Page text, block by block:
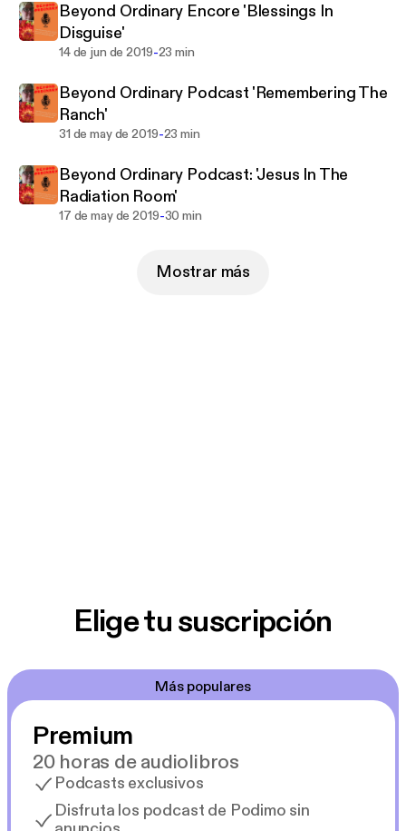
Beyond Ordinary Encore 'Blessings In
Disguise'
14 de jun de 2019-23 min
Beyond Ordinary Podcast 'Remembering The
Ranch'
31 de may de 2019-23 min
Beyond Ordinary Podcast: 'Jesus In The
Radiation Room'
17 de may de 2019-30 min
Mostrar más
Elige tu suscripción
Más populares
Premium
20 horas de audiolibros
Podcasts exclusivos
Disfruta los podcast de Podimo sin